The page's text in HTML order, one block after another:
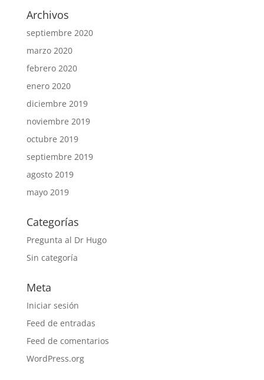
Archivos
septiembre 2020
marzo 2020
febrero 2020
enero 2020
diciembre 2019
noviembre 2019
octubre 2019
septiembre 2019
agosto 2019
mayo 2019
Categorías
Pregunta al Dr Hugo
Sin categoría
Meta
Iniciar sesión
Feed de entradas
Feed de comentarios
WordPress.org